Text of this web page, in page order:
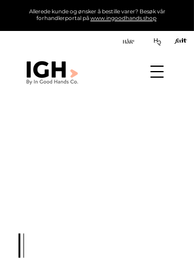
Allerede kunde og ønsker å bestille varer? Besøk vår
forhandlerportal påwww.ingoodhands.shop